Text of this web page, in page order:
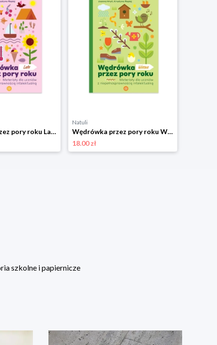
Wędrówka przez pory roku Lato Harmonia
Natuli
Wędrówka przez pory roku Wiosna Harmonia
18.00 zł
szkolne i papiernicze